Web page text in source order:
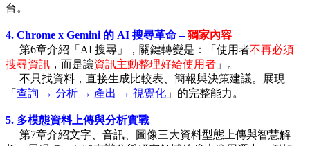
台。
4. Chrome x Gemini 的 AI 搜尋革命 –獨家內容
第6章介紹「AI 搜尋」，關鍵轉變是：「使用者不再必須
搜尋資訊 ，而是讓資訊主動整理好給使用者 」。
不只找資料，直接生成比較表、簡報與決策建議。展現
「 查詢 → 分析 → 產出 → 視覺化 」的完整能力。
5. 多模態資料上傳與分析實戰
第7章介紹文字、音訊、圖像三大資料型態上傳與智慧解